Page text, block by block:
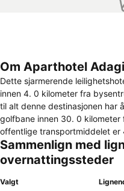
Om Aparthotel
Dette sjarmerende
innen 4. 0 kilometer fra
til alt denne destinasjonen har
golfbane innen 30. 0
offentlige transportmiddelet er
Innkvarteringen ligger innen
103 gjesteværelser er
Adagio Access Nice Magnan.
konstruert i 2001. I tillegg
Sammenlign med
overnattingssteder
Valgt